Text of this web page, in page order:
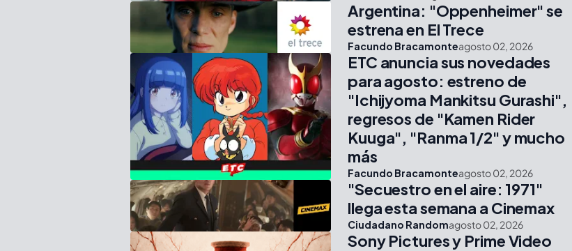
Argentina: "Oppenheimer" se
estrena en El Trece
Facundo Bracamonteagosto 02, 2026
ETC anuncia sus novedades
para agosto: estreno de
"Ichijyoma Mankitsu Gurashi",
regresos de "Kamen Rider
Kuuga", "Ranma 1/2" y mucho
más
Facundo Bracamonteagosto 02, 2026
"Secuestro en el aire: 1971"
llega esta semana a Cinemax
Ciudadano Randomagosto 02, 2026
Sony Pictures y Prime Video